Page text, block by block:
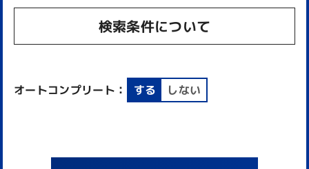
検索条件について
オートコンプリート： する しない